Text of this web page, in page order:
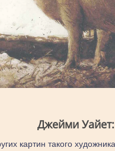
Джейми
картин такого